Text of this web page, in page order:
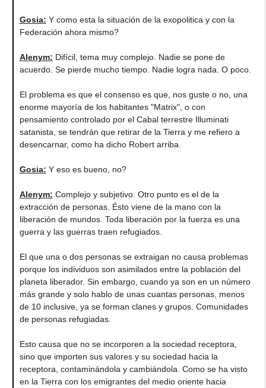
Gosia: Y como esta la situación de la exopolitica y con la
Federación ahora mismo?
Alenym: Difícil, tema muy complejo. Nadie se pone de
acuerdo. Se pierde mucho tiempo. Nadie logra nada. O poco.
El problema es que el consenso es que, nos guste o no, una
enorme mayoría de los habitantes "Matrix", o con
pensamiento controlado por el Cabal terrestre Illuminati
satanista, se tendrán que retirar de la Tierra y me refiero a
desencarnar, como ha dicho Robert arriba.
Gosia: Y eso es bueno, no?
Alenym: Complejo y subjetivo. Otro punto es el de la
extracción de personas. Ésto viene de la mano con la
liberación de mundos. Toda liberación por la fuerza es una
guerra y las guerras traen refugiados.
El que una o dos personas se extraigan no causa problemas
porque los individuos son asimilados entre la población del
planeta liberador. Sin embargo, cuando ya son en un número
más grande y solo hablo de unas cuantas personas, menos
de 10 inclusive, ya se forman clanes y grupos. Comunidades
de personas refugiadas.
Esto causa que no se incorporen a la sociedad receptora,
sino que importen sus valores y su sociedad hacia la
receptora, contaminándola y cambiándola. Como se ha visto
en la Tierra con los emigrantes del medio oriente hacia